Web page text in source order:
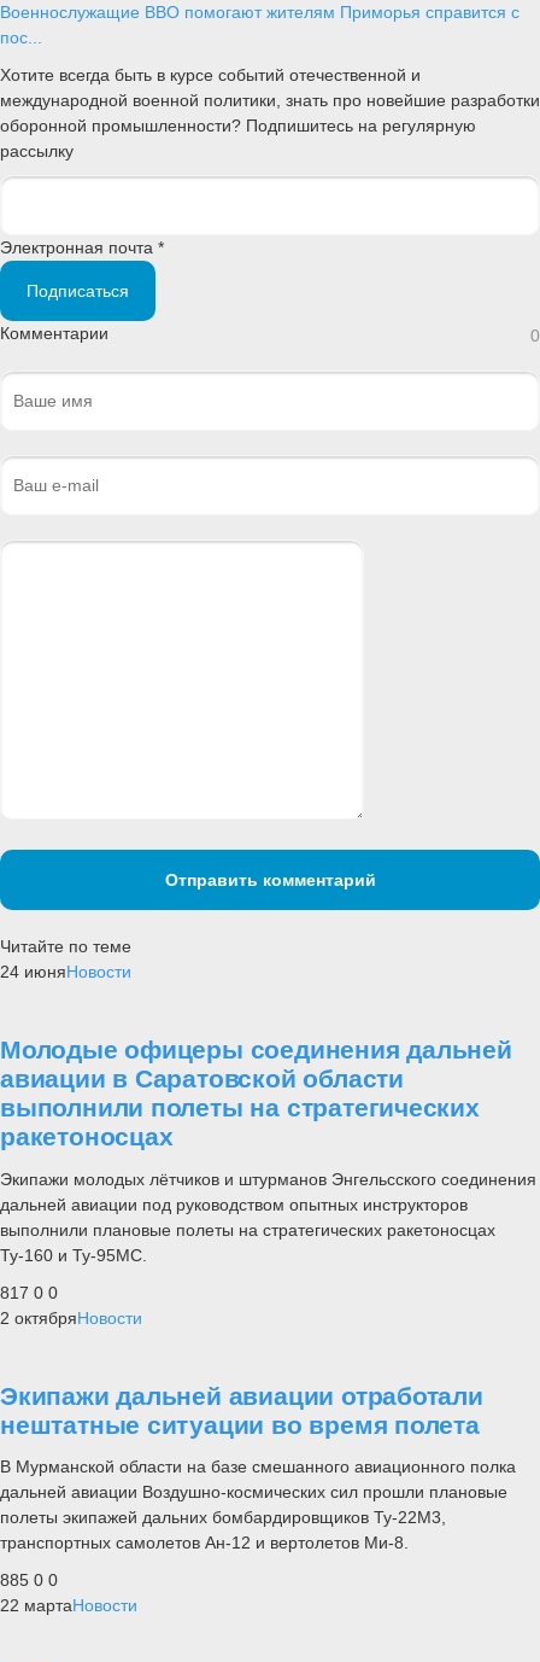
Военнослужащие ВВО помогают жителям Приморья справится с
пос...
Хотите всегда быть в курсе событий отечественной и
международной военной политики, знать про новейшие разработки
оборонной промышленности? Подпишитесь на регулярную
рассылку
Электронная почта *
Подписаться
Комментарии 0
Отправить комментарий
Читайте по теме
24 июняНовости
Молодые офицеры соединения дальней
авиации в Саратовской области
выполнили полеты на стратегических
ракетоносцах
Экипажи молодых лётчиков и штурманов Энгельсского соединения
дальней авиации под руководством опытных инструкторов
выполнили плановые полеты на стратегических ракетоносцах
Ту-160 и Ту-95МС.
817 0 0
2 октябряНовости
Экипажи дальней авиации отработали
нештатные ситуации во время полета
В Мурманской области на базе смешанного авиационного полка
дальней авиации Воздушно-космических сил прошли плановые
полеты экипажей дальних бомбардировщиков Ту-22М3,
транспортных самолетов Ан-12 и вертолетов Ми-8.
885 0 0
22 мартаНовости